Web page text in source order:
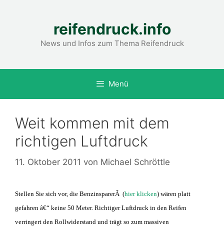
reifendruck.info
News und Infos zum Thema Reifendruck
Menü
Weit kommen mit dem
richtigen Luftdruck
11. Oktober 2011 von Michael Schröttle
Stellen Sie sich vor, die BenzinsparerÂ (hier klicken) wären platt
gefahren â€“ keine 50 Meter. Richtiger Luftdruck in den Reifen
verringert den Rollwiderstand und trägt so zum massiven